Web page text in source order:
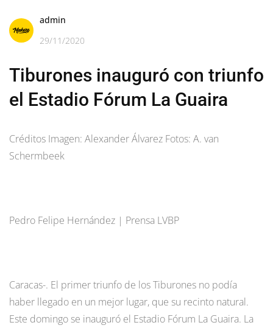
admin
29/11/2020
Tiburones inauguró con triunfo
el Estadio Fórum La Guaira
Créditos Imagen: Alexander Álvarez Fotos: A. van
Schermbeek
Pedro Felipe Hernández | Prensa LVBP
Caracas-. El primer triunfo de los Tiburones no podía
haber llegado en un mejor lugar, que su recinto natural.
Este domingo se inauguró el Estadio Fórum La Guaira. La